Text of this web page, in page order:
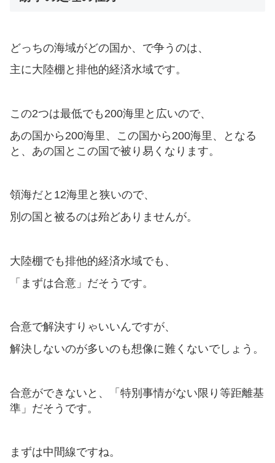
どっちの海域がどの国か、で争うのは、
主に大陸棚と排他的経済水域です。
この2つは最低でも200海里と広いので、
あの国から200海里、この国から200海里、となる
と、あの国とこの国で被り易くなります。
領海だと12海里と狭いので、
別の国と被るのは殆どありませんが。
大陸棚でも排他的経済水域でも、
「まずは合意」だそうです。
合意で解決すりゃいいんですが、
解決しないのが多いのも想像に難くないでしょう。
合意ができないと、「特別事情がない限り等距離基
準」だそうです。
まずは中間線ですね。